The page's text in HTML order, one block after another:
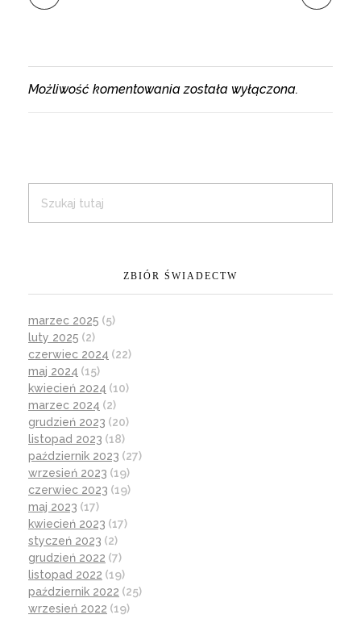
Możliwość komentowania została wyłączona.
ZBIÓR ŚWIADECTW
marzec 2025 (5)
luty 2025 (2)
czerwiec 2024 (22)
maj 2024 (15)
kwiecień 2024 (10)
marzec 2024 (2)
grudzień 2023 (20)
listopad 2023 (18)
październik 2023 (27)
wrzesień 2023 (19)
czerwiec 2023 (19)
maj 2023 (17)
kwiecień 2023 (17)
styczeń 2023 (2)
grudzień 2022 (7)
listopad 2022 (19)
październik 2022 (25)
wrzesień 2022 (19)